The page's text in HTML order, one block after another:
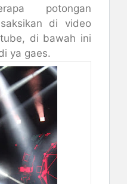
potongan
di video
di bawah ini
ya gaes.